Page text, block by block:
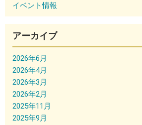
イベント情報
アーカイブ
2026年6月
2026年4月
2026年3月
2026年2月
2025年11月
2025年9月